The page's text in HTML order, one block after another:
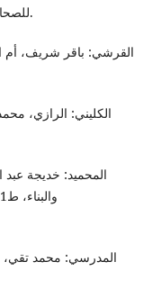
للصحافة والطباعة والنشر، بغداد، العراق، 1427 ه.